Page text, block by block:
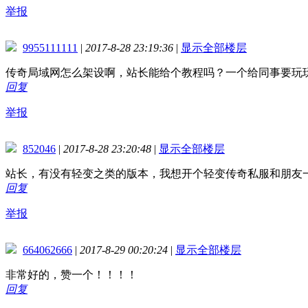
举报
9955111111 | 2017-8-28 23:19:36 | 显示全部楼层
传奇局域网怎么架设啊，站长能给个教程吗？一个给同事要玩
回复
举报
852046 | 2017-8-28 23:20:48 | 显示全部楼层
站长，有没有轻变之类的版本，我想开个轻变传奇私服和朋友
回复
举报
664062666 | 2017-8-29 00:20:24 | 显示全部楼层
非常好的，赞一个！！！！
回复